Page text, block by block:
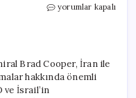
ABD
Boğazı
İrancıların
yorumlar kapalı
Brad Cooper, İran ile
hakkında önemli
ve İsrail’in